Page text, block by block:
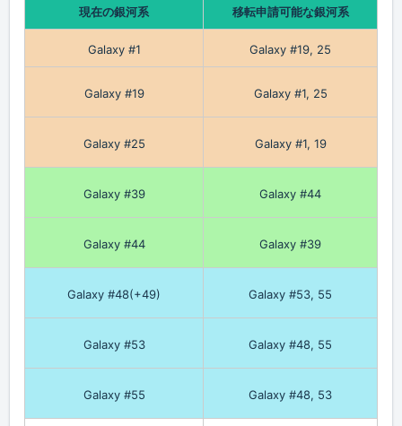
現在の銀河系 移転申請可能な銀河系
Galaxy #1 Galaxy #19, 25
Galaxy #19 Galaxy #1, 25
Galaxy #25 Galaxy #1, 19
Galaxy #39 Galaxy #44
Galaxy #44 Galaxy #39
Galaxy #48(+49) Galaxy #53, 55
Galaxy #53 Galaxy #48, 55
Galaxy #55 Galaxy #48, 53